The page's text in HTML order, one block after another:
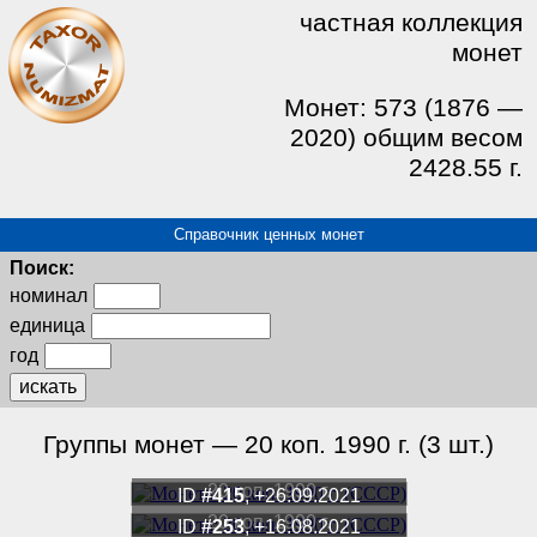
частная коллекция
монет
Монет: 573 (1876 —
2020) общим весом
2428.55 г.
Справочник ценных монет
Поиск:
номинал
единица
год
искать
Группы монет — 20 коп. 1990 г. (3 шт.)
20 коп. 1990 г.
ID#415, +26.09.2021
20 коп. 1990 г.
ID#253, +16.08.2021